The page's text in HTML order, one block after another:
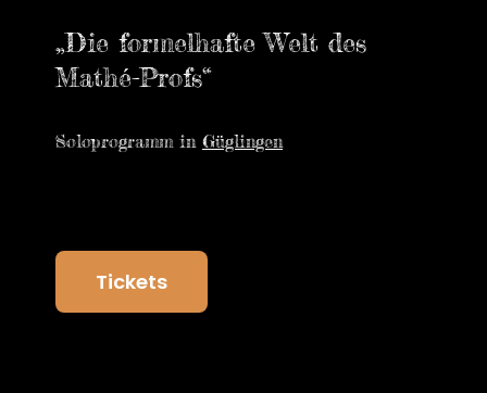
„Die formelhafte Welt des
Mathé-Profs“
Soloprogramm in Güglingen
Tickets